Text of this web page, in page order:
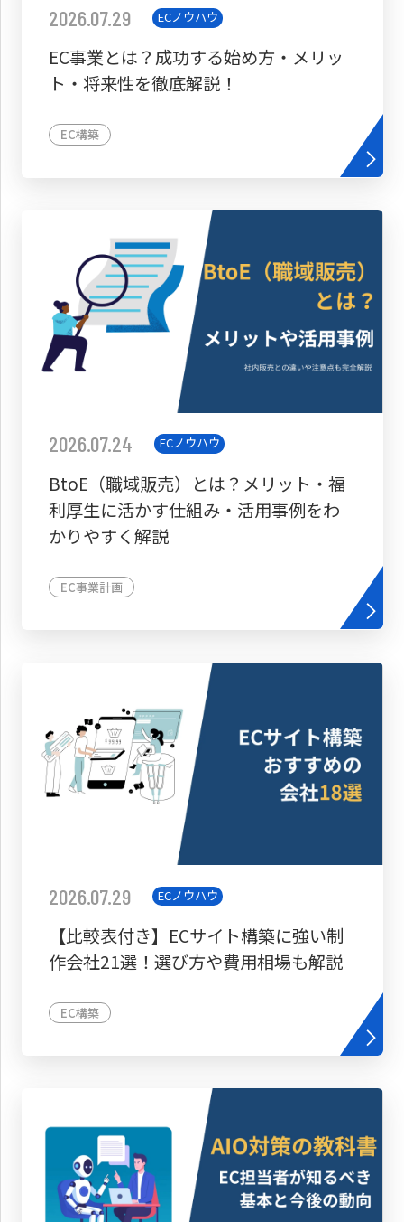
2026.07.29 ECノウハウ
EC事業とは？成功する始め方・メリッ
ト・将来性を徹底解説！
EC構築
2026.07.24 ECノウハウ
BtoE（職域販売）とは？メリット・福
利厚生に活かす仕組み・活用事例をわ
かりやすく解説
EC事業計画
2026.07.29 ECノウハウ
【比較表付き】ECサイト構築に強い制
作会社21選！選び方や費用相場も解説
EC構築